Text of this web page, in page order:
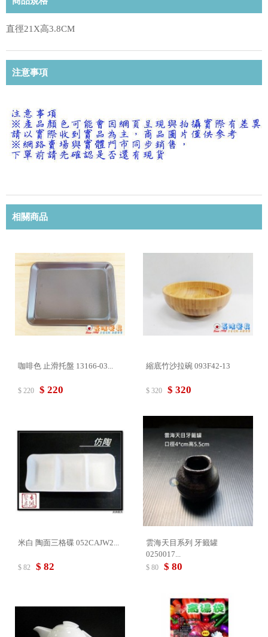
直徑21X高3.8CM
注意事項
相關商品
咖啡色 止滑托盤 13166-03...
$ 220 $ 220
縮底竹沙拉碗 093F42-13
$ 320 $ 320
米白 陶面三格碟 052CAJW2...
$ 82 $ 82
雲海天目系列 牙籤罐
0250017...
$ 80 $ 80